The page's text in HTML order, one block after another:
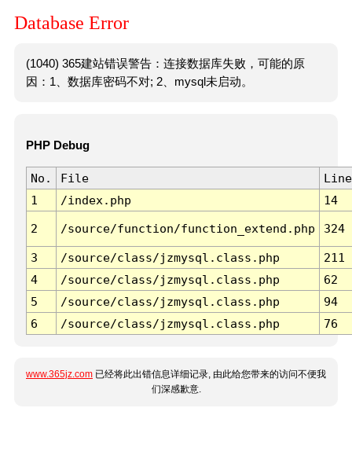
Database Error
(1040) 365建站错误警告：连接数据库失败，可能的原
因：1、数据库密码不对; 2、mysql未启动。
PHP Debug
No. File
Line
1
/index.php 14
2 /source/function/function_extend.php 324
3 /source/class/jzmysql.class.php
211
4
/source/class/jzmysql.class.php
62
5
/source/class/jzmysql.class.php
94
6
/source/class/jzmysql.class.php 76
www.365jz.com 已经将此出错信息详细记录, 由此给您带来的访问不便我
们深感歉意.